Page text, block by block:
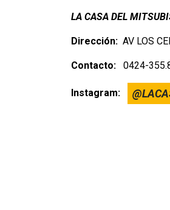
LA CASA DEL
Dirección: AV LOS
Contacto: 0424-
Instagram: